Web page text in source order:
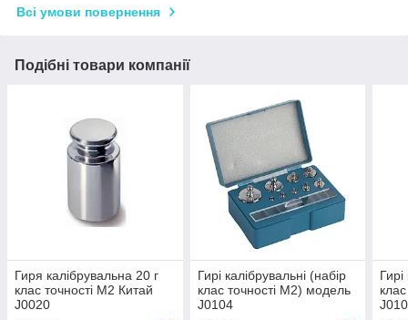
Всі умови повернення
Подібні товари компанії
Гиря калібрувальна 20 г
клас точності М2 Китай
J0020
Гирі калібрувальні (набір
клас точності М2) модель
J0104